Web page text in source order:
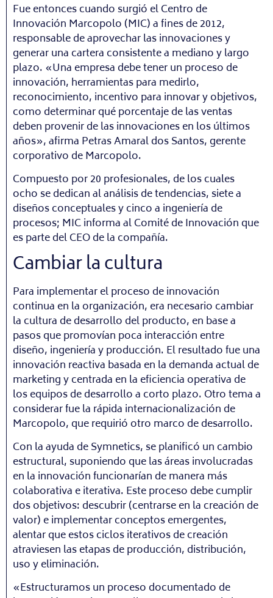
Fue entonces cuando surgió el Centro de
Innovación Marcopolo (MIC) a fines de 2012,
responsable de aprovechar las innovaciones y
generar una cartera consistente a mediano y largo
plazo. «Una empresa debe tener un proceso de
innovación, herramientas para medirlo,
reconocimiento, incentivo para innovar y objetivos,
como determinar qué porcentaje de las ventas
deben provenir de las innovaciones en los últimos
años», afirma Petras Amaral dos Santos, gerente
corporativo de Marcopolo.
Compuesto por 20 profesionales, de los cuales
ocho se dedican al análisis de tendencias, siete a
diseños conceptuales y cinco a ingeniería de
procesos; MIC informa al Comité de Innovación que
es parte del CEO de la compañía.
Cambiar la cultura
Para implementar el proceso de innovación
continua en la organización, era necesario cambiar
la cultura de desarrollo del producto, en base a
pasos que promovían poca interacción entre
diseño, ingeniería y producción. El resultado fue una
innovación reactiva basada en la demanda actual de
marketing y centrada en la eficiencia operativa de
los equipos de desarrollo a corto plazo. Otro tema a
considerar fue la rápida internacionalización de
Marcopolo, que requirió otro marco de desarrollo.
Con la ayuda de Symnetics, se planificó un cambio
estructural, suponiendo que las áreas involucradas
en la innovación funcionarían de manera más
colaborativa e iterativa. Este proceso debe cumplir
dos objetivos: descubrir (centrarse en la creación de
valor) e implementar conceptos emergentes,
alentar que estos ciclos iterativos de creación
atraviesen las etapas de producción, distribución,
uso y eliminación.
«Estructuramos un proceso documentado de